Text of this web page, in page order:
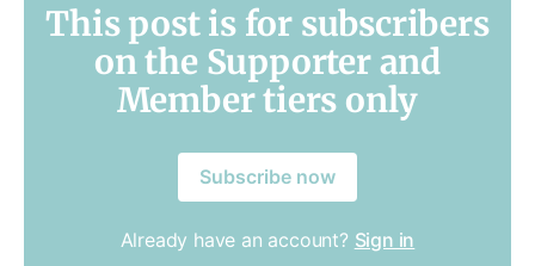
This post is for subscribers
on the Supporter and
Member tiers only
Subscribe now
Already have an account? Sign in